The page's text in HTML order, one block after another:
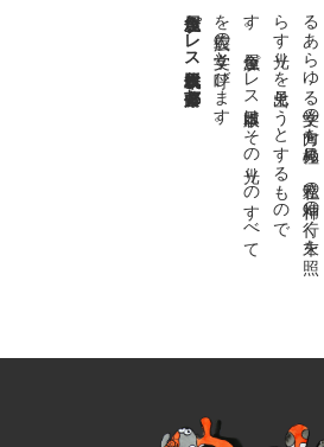
。
金魚屋プレス日本版代表 齋藤都